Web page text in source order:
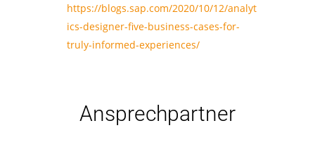
https://blogs.sap.com/2020/10/12/analyt
ics-designer-five-business-cases-for-
truly-informed-experiences/
Ansprechpartner